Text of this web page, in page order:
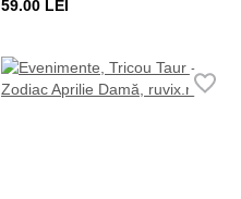
59.00 LEI